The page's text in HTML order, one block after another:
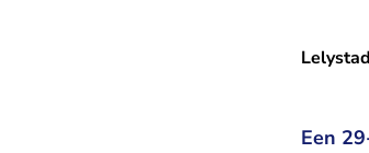
Lelystad
Een